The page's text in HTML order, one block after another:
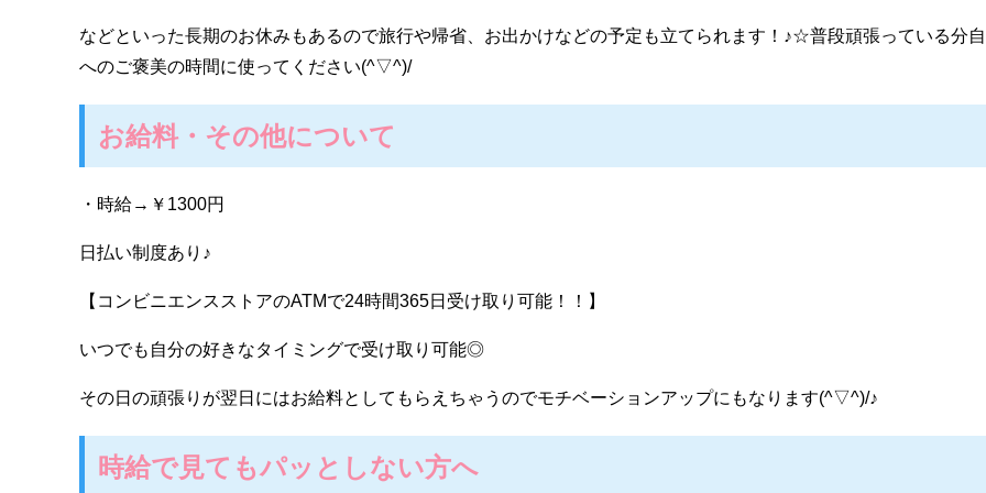
などといった長期のお休みもあるので旅行や帰省、お出かけなどの予定も立てられます！♪☆普段頑張っている分
へのご褒美の時間に使ってください(^▽^)/
お給料・その他について
・時給→￥1300円
日払い制度あり♪
【コンビニエンスストアのATMで24時間365日受け取り可能！！】
いつでも自分の好きなタイミングで受け取り可能◎
その日の頑張りが翌日にはお給料としてもらえちゃうのでモチベーションアップにもなります(^▽^)/♪
時給で見てもパッとしない方へ